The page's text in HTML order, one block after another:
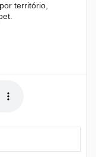
território,